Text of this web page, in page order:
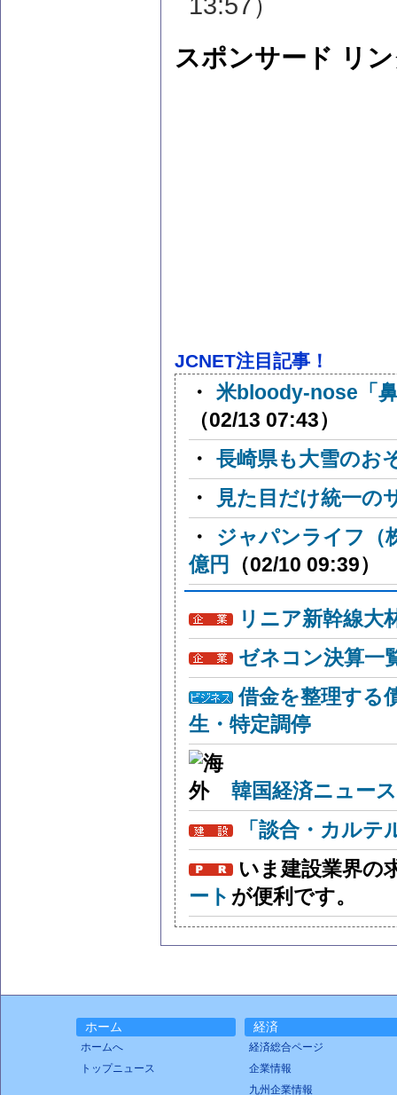
スポンサード リ
JCNET注目記事！
・ 米bloody-nose「
（02/13 07:43）
・ 長崎県も大雪のお
・
見た目だけ統一の
・
ジャパンライフ（
億円
（02/10 09:39）
リニア新幹線大
ゼネコン決算一
借金を整理する
生・特定調停
韓国経済ニュー
「談合・カル
いま建設業界の
ート が便利です。
ホーム
ホームへ
トップニュース
経済
経済総合ページ
企業情報
九州企業情報